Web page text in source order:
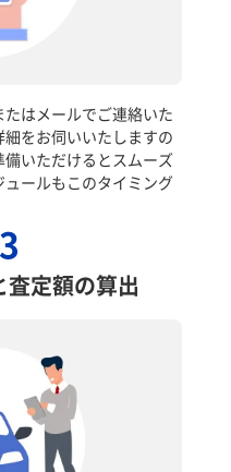
はメールでご連絡いた
をお伺いいたしますの
いただけるとスムーズ
ールもこのタイミング
3
定額の算出